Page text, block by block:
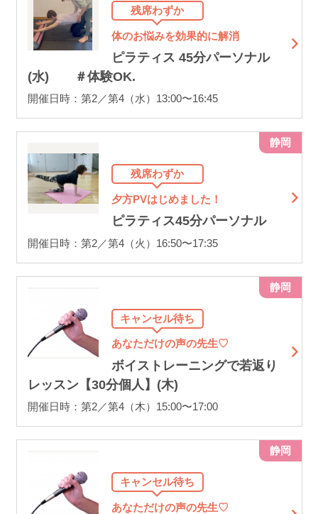
残席わずか
体のお悩みを効果的に解消
ピラティス 45分パーソナル
(水) ＃体験OK.
開催日時：第2／第4（水）13:00〜16:45
残席わずか
夕方PVはじめました！
ピラティス45分パーソナル
開催日時：第2／第4（火）16:50〜17:35
静岡
キャンセル待ち
あなただけの声の先生♡
ボイストレーニングで若返り
レッスン【30分個人】(木)
開催日時：第2／第4（木）15:00〜17:00
静岡
キャンセル待ち
あなただけの声の先生♡
静岡